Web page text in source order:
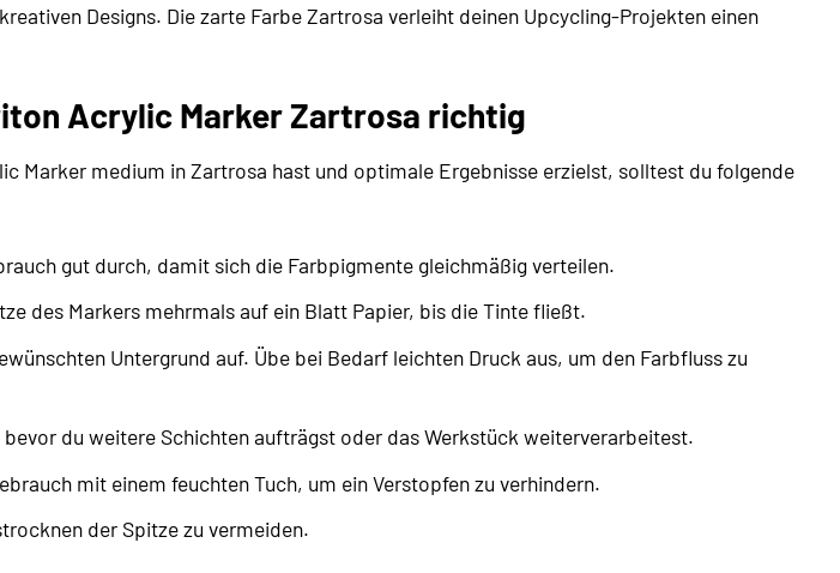
Designs. Die zarte Farbe Zartrosa verleiht deinen Upcycling-Projekten einen
Acrylic Marker Zartrosa richtig
Marker medium in Zartrosa hast und optimale Ergebnisse erzielst, solltest du folgende
gut durch, damit sich die Farbpigmente gleichmäßig verteilen.
des Markers mehrmals auf ein Blatt Papier, bis die Tinte fließt.
Untergrund auf. Übe bei Bedarf leichten Druck aus, um den Farbfluss zu
du weitere Schichten aufträgst oder das Werkstück weiterverarbeitest.
mit einem feuchten Tuch, um ein Verstopfen zu verhindern.
der Spitze zu vermeiden.